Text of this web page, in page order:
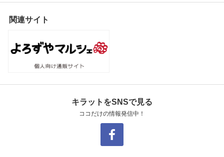
関連サイト
キラットをSNSで見る
ココだけの情報発信中！